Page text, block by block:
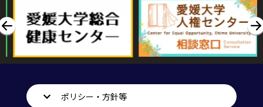
ポリシー・方針等